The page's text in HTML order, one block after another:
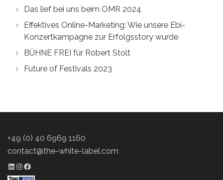
Das lief bei uns beim OMR 2024
Effektives Online-Marketing: Wie unsere Ebi-
Konzertkampagne zur Erfolgsstory wurde
BÜHNE FREI für Robert Stolt
Future of Festivals 2023
+49 (0) 40 6969 1160
contact@the-white-label.com
LinkedIn Profil
Instagram Profil
Facebook Profil